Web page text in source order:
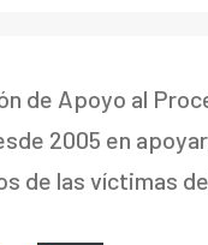
de Apoyo al
2005 en
de las víctimas